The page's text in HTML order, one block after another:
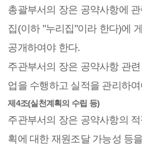
총괄부서의 장은 공약사항에
집(이하 "누리집"이라 한다)에
공개하여야 한다.
주관부서의 장은 공약사항 관
업을 수행하고 실적을 관리하
제4조(실천계획의 수립 등)
주관부서의 장은 공약사항의
획에 대한 재원조달 가능성 등